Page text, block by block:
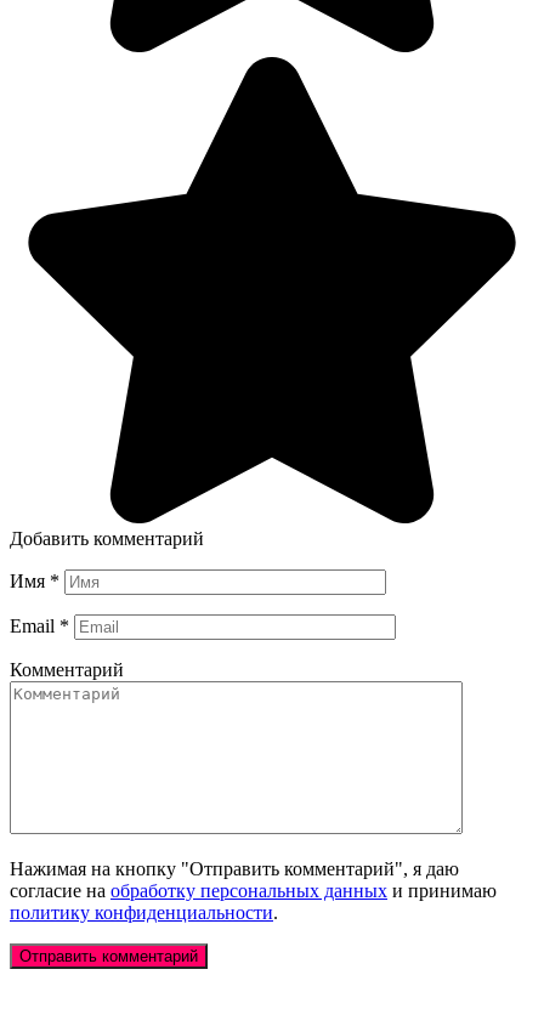
Добавить комментарий
Имя *
Email *
Комментарий
Нажимая на кнопку "Отправить комментарий", я даю
согласие на обработку персональных данных и принимаю
политику конфиденциальности.